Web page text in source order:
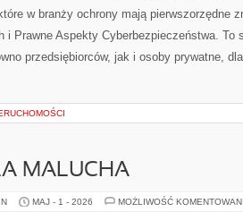
w branży ochrony mają pierwszorzędne
i Prawne Aspekty Cyberbezpieczeństwa. To
przedsiębiorców, jak i osoby prywatne,
MALUCHA
MAJ - 1 - 2026 MOŻLIWOŚĆ